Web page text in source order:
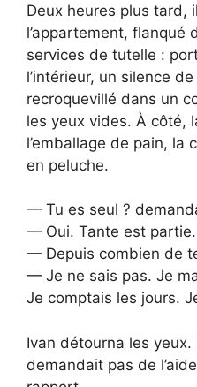
Deux heures plus tard,
l’appartement, flanqué
services de tutelle :
l’intérieur, un silence
recroquevillé dans un
les yeux vides. À côté,
l’emballage de pain, la
en peluche.
— Tu es seul ?
— Oui. Tante est
— Depuis combien de
— Je ne sais pas. Je
Je comptais les jours.
Ivan détourna les yeux.
demandait pas de